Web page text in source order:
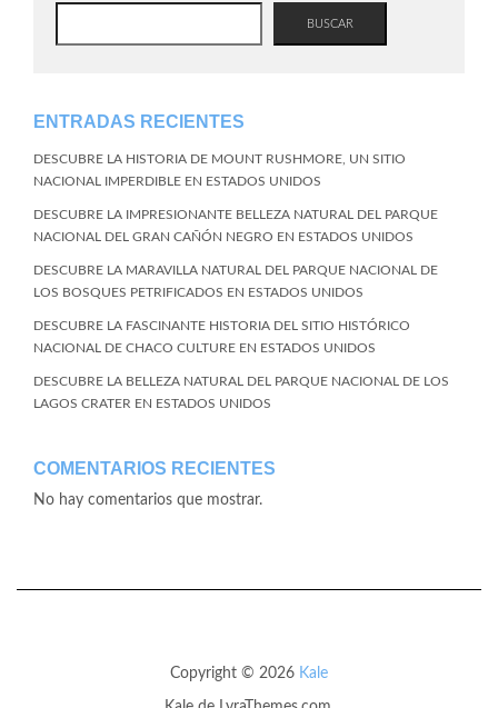
BUSCAR
ENTRADAS RECIENTES
DESCUBRE LA HISTORIA DE MOUNT RUSHMORE, UN SITIO
NACIONAL IMPERDIBLE EN ESTADOS UNIDOS
DESCUBRE LA IMPRESIONANTE BELLEZA NATURAL DEL PARQUE
NACIONAL DEL GRAN CAÑÓN NEGRO EN ESTADOS UNIDOS
DESCUBRE LA MARAVILLA NATURAL DEL PARQUE NACIONAL DE
LOS BOSQUES PETRIFICADOS EN ESTADOS UNIDOS
DESCUBRE LA FASCINANTE HISTORIA DEL SITIO HISTÓRICO
NACIONAL DE CHACO CULTURE EN ESTADOS UNIDOS
DESCUBRE LA BELLEZA NATURAL DEL PARQUE NACIONAL DE LOS
LAGOS CRATER EN ESTADOS UNIDOS
COMENTARIOS RECIENTES
No hay comentarios que mostrar.
Copyright © 2026 Kale